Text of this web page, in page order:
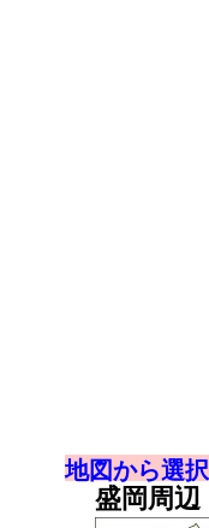
地図から選択
盛岡周辺